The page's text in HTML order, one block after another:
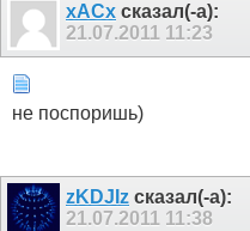
xACx сказал(-а):
21.07.2011 11:23
не поспоришь)
zKDJIz сказал(-а):
21.07.2011 11:38